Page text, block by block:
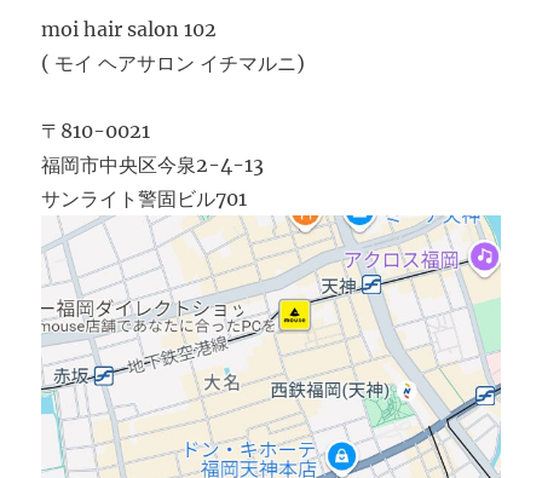
moi hair salon 102
( モイ ヘアサロン イチマルニ)
〒810-0021
福岡市中央区今泉2-4-13
サンライト警固ビル701